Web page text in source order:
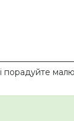
і порадуйте